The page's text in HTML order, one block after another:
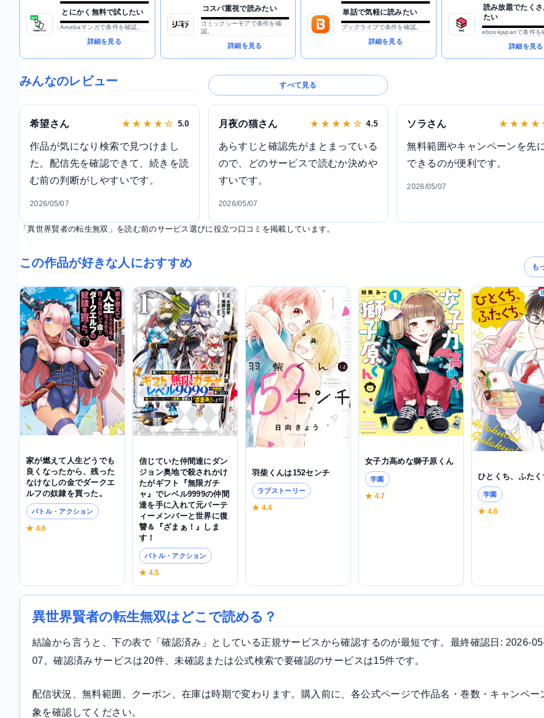
とにかく無料で試したい
Amebaマンガで条件を確認。
詳細を見る
コスパ重視で読みたい
コミックシーモアで条件を確
認。
詳細を見る
単話で気軽に読みたい
ブックライブで条件を確認。
詳細を見る
読み放題でたく
たい
ebookjapanで条件を
詳細を見る
みんなのレビュー すべて見る
希望さん ★ ★ ★ ★ ☆ 5.0
作品が気になり検索で見つけまし
た。配信先を確認できて、続きを読
む前の判断がしやすいです。
2026/05/07
月夜の猫さん ★ ★ ★ ★ ☆ 4.5
あらすじと確認先がまとまっている
ので、どのサービスで読むか決めや
すいです。
2026/05/07
ソラさん ★ ★ ★ ★
無料範囲やキャンペーンを先
できるのが便利です。
2026/05/07
「異世界賢者の転生無双」を読む前のサービス選びに役立つ口コミを掲載しています。
この作品が好きな人におすすめ も
家が燃えて人生どうでも
良くなったから、残った
なけなしの金でダークエ
ルフの奴隷を買った。
バトル・アクション
★ 4.6
信じていた仲間達にダン
ジョン奥地で殺されかけ
たがギフト『無限ガチ
ャ』でレベル9999の仲間
達を手に入れて元パーテ
ィーメンバーと世界に復
讐＆『ざまぁ！』しま
す！
バトル・アクション
★ 4.5
羽柴くんは152センチ
ラブストーリー
★ 4.4
女子力高めな獅子原くん
学園
★ 4.7
ひとくち、ふた
学園
★ 4.6
異世界賢者の転生無双はどこで読める？
結論から言うと、下の表で「確認済み」としている正規サービスから確認するのが最短です。最終確認日: 2026-
07。確認済みサービスは20件、未確認または公式検索で要確認のサービスは15件です。
配信状況、無料範囲、クーポン、在庫は時期で変わります。購入前に、各公式ページで作品名・巻数・キャンペー
象を確認してください。